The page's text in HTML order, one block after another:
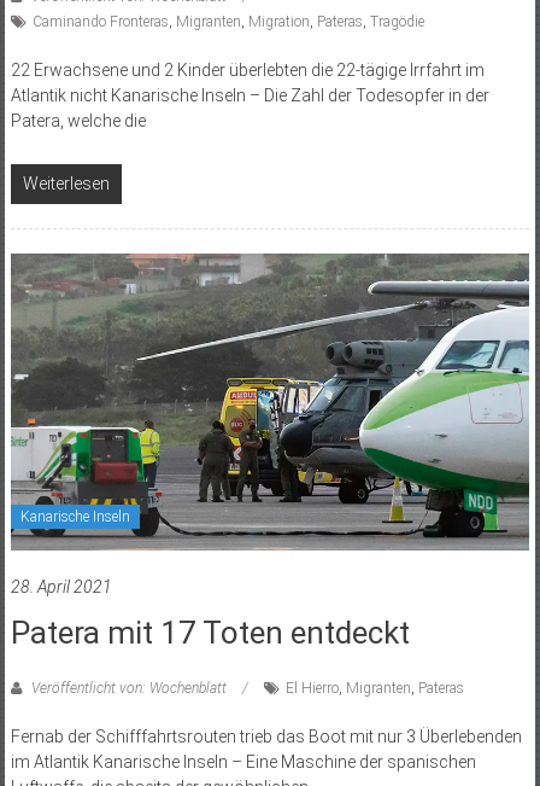
Caminando Fronteras, Migranten, Migration, Pateras, Tragödie
22 Erwachsene und 2 Kinder überlebten die 22-tägige Irrfahrt im
Atlantik nicht Kanarische Inseln – Die Zahl der Todesopfer in der
Patera, welche die
Weiterlesen
Kanarische Inseln
28. April 2021
Patera mit 17 Toten entdeckt
Veröffentlicht von: Wochenblatt El Hierro, Migranten, Pateras
Fernab der Schifffahrtsrouten trieb das Boot mit nur 3 Überlebenden
im Atlantik Kanarische Inseln ­– Eine Maschine der spanischen